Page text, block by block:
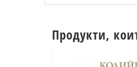
Продукти,